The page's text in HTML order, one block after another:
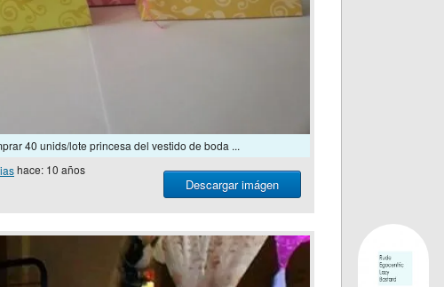
40 unids/lote princesa del vestido de boda ...
Descargar imágen
hace: 10 años